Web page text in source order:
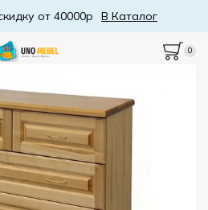
от 50000р В Каталог
0